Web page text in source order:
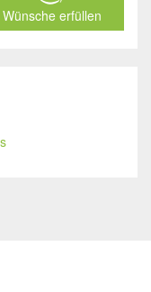
Wünsche erfüllen